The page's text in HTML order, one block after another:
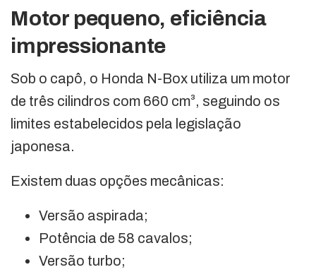
Motor pequeno, eficiência
impressionante
Sob o capô, o Honda N-Box utiliza um motor
de três cilindros com 660 cm³, seguindo os
limites estabelecidos pela legislação
japonesa.
Existem duas opções mecânicas:
Versão aspirada;
Potência de 58 cavalos;
Versão turbo;